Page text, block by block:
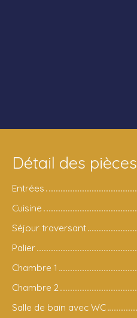
Détail des pièces
Entrées
Cuisine
Séjour traversant
Palier
Chambre 1
Chambre 2
Salle de bain avec WC